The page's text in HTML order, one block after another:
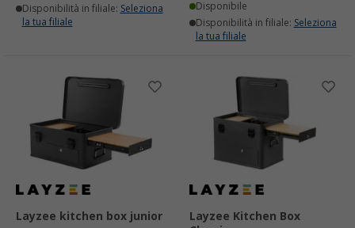
Disponibilità in filiale: Seleziona
la tua filiale
Disponibile
Disponibilità in filiale: Seleziona
la tua filiale
Layzee kitchen box junior
Layzee Kitchen Box